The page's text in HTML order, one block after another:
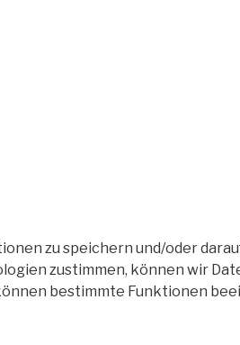
zu speichern und/oder
zustimmen, können wir
bestimmte Funktionen